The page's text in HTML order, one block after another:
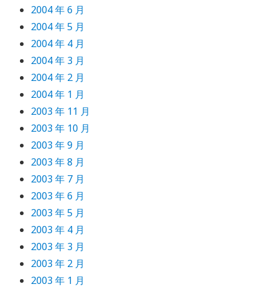
2004 年 6 月
2004 年 5 月
2004 年 4 月
2004 年 3 月
2004 年 2 月
2004 年 1 月
2003 年 11 月
2003 年 10 月
2003 年 9 月
2003 年 8 月
2003 年 7 月
2003 年 6 月
2003 年 5 月
2003 年 4 月
2003 年 3 月
2003 年 2 月
2003 年 1 月